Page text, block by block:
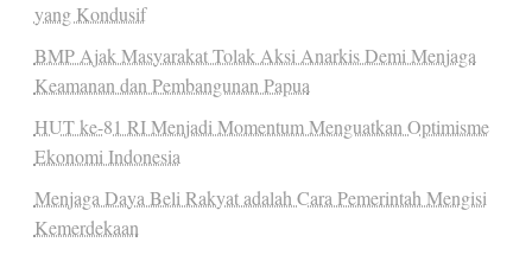
yang Kondusif
BMP Ajak Masyarakat Tolak Aksi Anarkis Demi Menjaga
Keamanan dan Pembangunan Papua
HUT ke-81 RI Menjadi Momentum Menguatkan Optimisme
Ekonomi Indonesia
Menjaga Daya Beli Rakyat adalah Cara Pemerintah Mengisi
Kemerdekaan